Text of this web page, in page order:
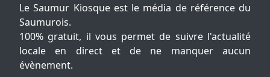
Le Saumur Kiosque est le média de référence du
Saumurois.
100% gratuit, il vous permet de suivre l'actualité
locale en direct et de ne manquer aucun
évènement.